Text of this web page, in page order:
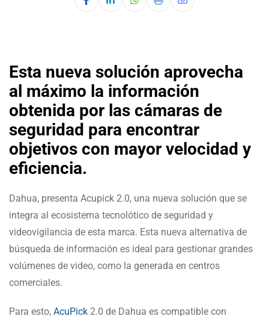
Esta nueva solución aprovecha
al máximo la información
obtenida por las cámaras de
seguridad para encontrar
objetivos con mayor velocidad y
eficiencia.
Dahua, presenta Acupick 2.0, una nueva solución que se
integra al ecosistema tecnolótico de seguridad y
videovigilancia de esta marca. Esta nueva alternativa de
búsqueda de información es ideal para gestionar grandes
volúmenes de video, como la generada en centros
comerciales.
Para esto, AcuPick 2.0 de Dahua es compatible con